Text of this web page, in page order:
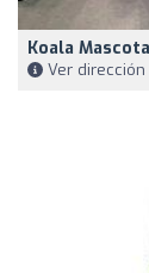
Koala
Ver